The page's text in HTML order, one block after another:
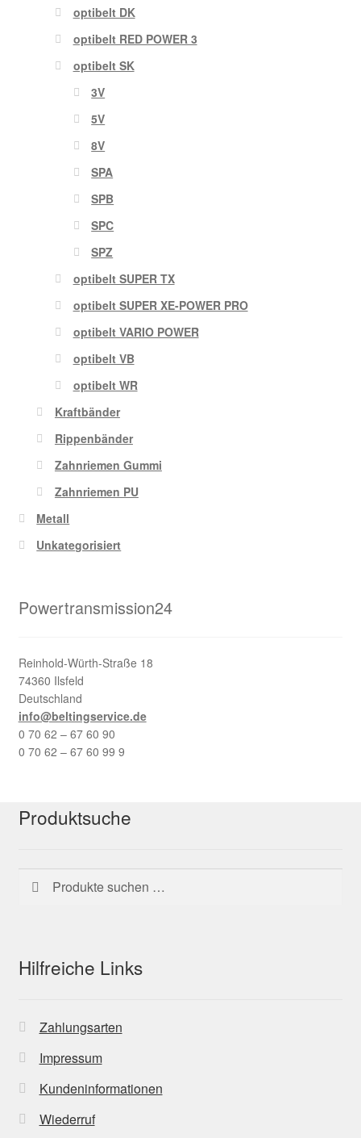
optibelt DK
optibelt RED POWER 3
optibelt SK
3V
5V
8V
SPA
SPB
SPC
SPZ
optibelt SUPER TX
optibelt SUPER XE-POWER PRO
optibelt VARIO POWER
optibelt VB
optibelt WR
Kraftbänder
Rippenbänder
Zahnriemen Gummi
Zahnriemen PU
Metall
Unkategorisiert
Powertransmission24
Reinhold-Würth-Straße 18
74360 Ilsfeld
Deutschland
info@beltingservice.de
0 70 62 – 67 60 90
0 70 62 – 67 60 99 9
Produktsuche
Suchen
nach:
Suchen
Hilfreiche Links
Zahlungsarten
Impressum
Kundeninformationen
Wiederruf